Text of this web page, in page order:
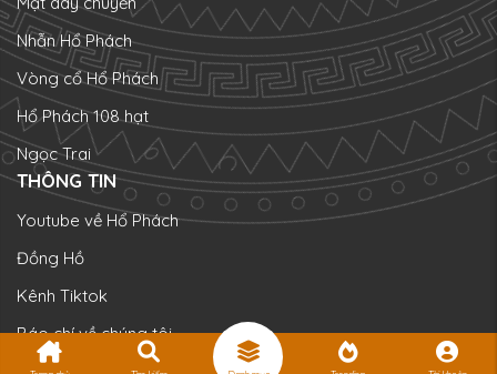
Nhẫn Hổ Phách
Vòng cổ Hổ Phách
Hổ Phách 108 hạt
Ngọc Trai
THÔNG TIN
Youtube về Hổ Phách
Đồng Hồ
Kênh Tiktok
Báo chí về chúng tôi